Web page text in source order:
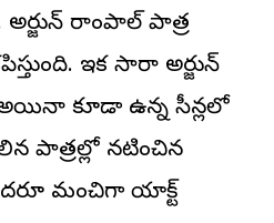
రాంపాల్ పాత్ర
ఇక సారా అర్జున్
అయినా కూడా ఉన్న సీన్లలో
పాత్రల్లో నటించిన
మంచిగా యాక్ట్